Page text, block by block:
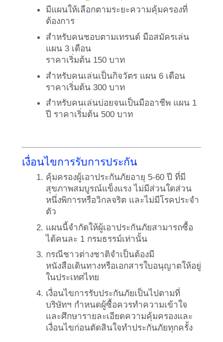
มีแผนให้เลือกตามระยะความคุ้มครองที่
ต้องการ
สำหรับคนชอบตามเทรนด์ มือสมัครเล่น
แผน 3 เดือน
ราคาเริ่มต้น 150 บาท
สำหรับคนเล่นเป็นกิจวัตร แผน 6 เดือน
ราคาเริ่มต้น 300 บาท
สำหรับคนเล่นบ่อยจนเป็นมืออาชีพ แผน 1
ปี ราคาเริ่มต้น 500 บาท
เงื่อนไขการรับการประกัน
คุ้มครองผู้เอาประกันภัยอายุ 5-60 ปี ที่มี
สุขภาพสมบูรณ์แข็งแรง ไม่มีส่วนใดส่วน
หนึ่งพิการหรือวิกลจริต และไม่มีโรคประจำ
ตัว
แผนนี้จำกัดให้ผู้เอาประกันภัยสามารถซื้อ
ได้คนละ 1 กรมธรรม์เท่านั้น
กรณีชาวต่างชาติจำเป็นต้องมี
หนังสือเดินทางหรือเอกสารใบอนุญาตให้อยู่
ในประเทศไทย
เงื่อนไขการรับประกันภัยเป็นไปตามที่
บริษัทฯ กำหนดผู้ซื้อควรทำความเข้าใจ
และศึกษารายละเอียดความคุ้มครองและ
เงื่อนไขก่อนตัดสินใจทำประกันภัยทุกครั้ง